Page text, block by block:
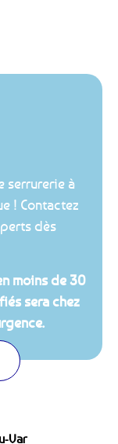
serrurerie à
! Contactez
dès
moins de 30
sera chez
Var